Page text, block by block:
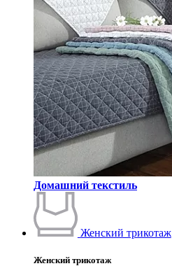
Домашний текстиль
Женский трикотаж
Женский трикотаж